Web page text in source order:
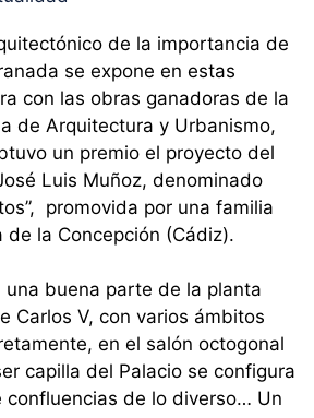
de la importancia de
se expone en estas
con las obras ganadoras de la
de Arquitectura y Urbanismo,
un premio el proyecto del
Luis Muñoz, denominado
promovida por una familia
de la Concepción (Cádiz).
una buena parte de la planta
Carlos V, con varios ámbitos
en el salón octogonal
capilla del Palacio se configura
confluencias de lo diverso… Un